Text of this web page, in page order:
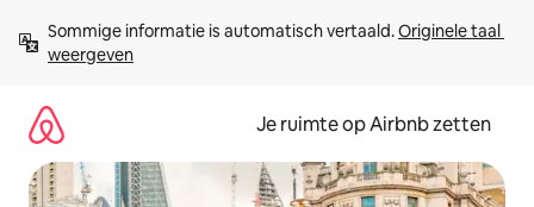
direct
naar
Sommige informatie is automatisch vertaald. Originele taal
weergeven
Je ruimte op Airbnb zetten